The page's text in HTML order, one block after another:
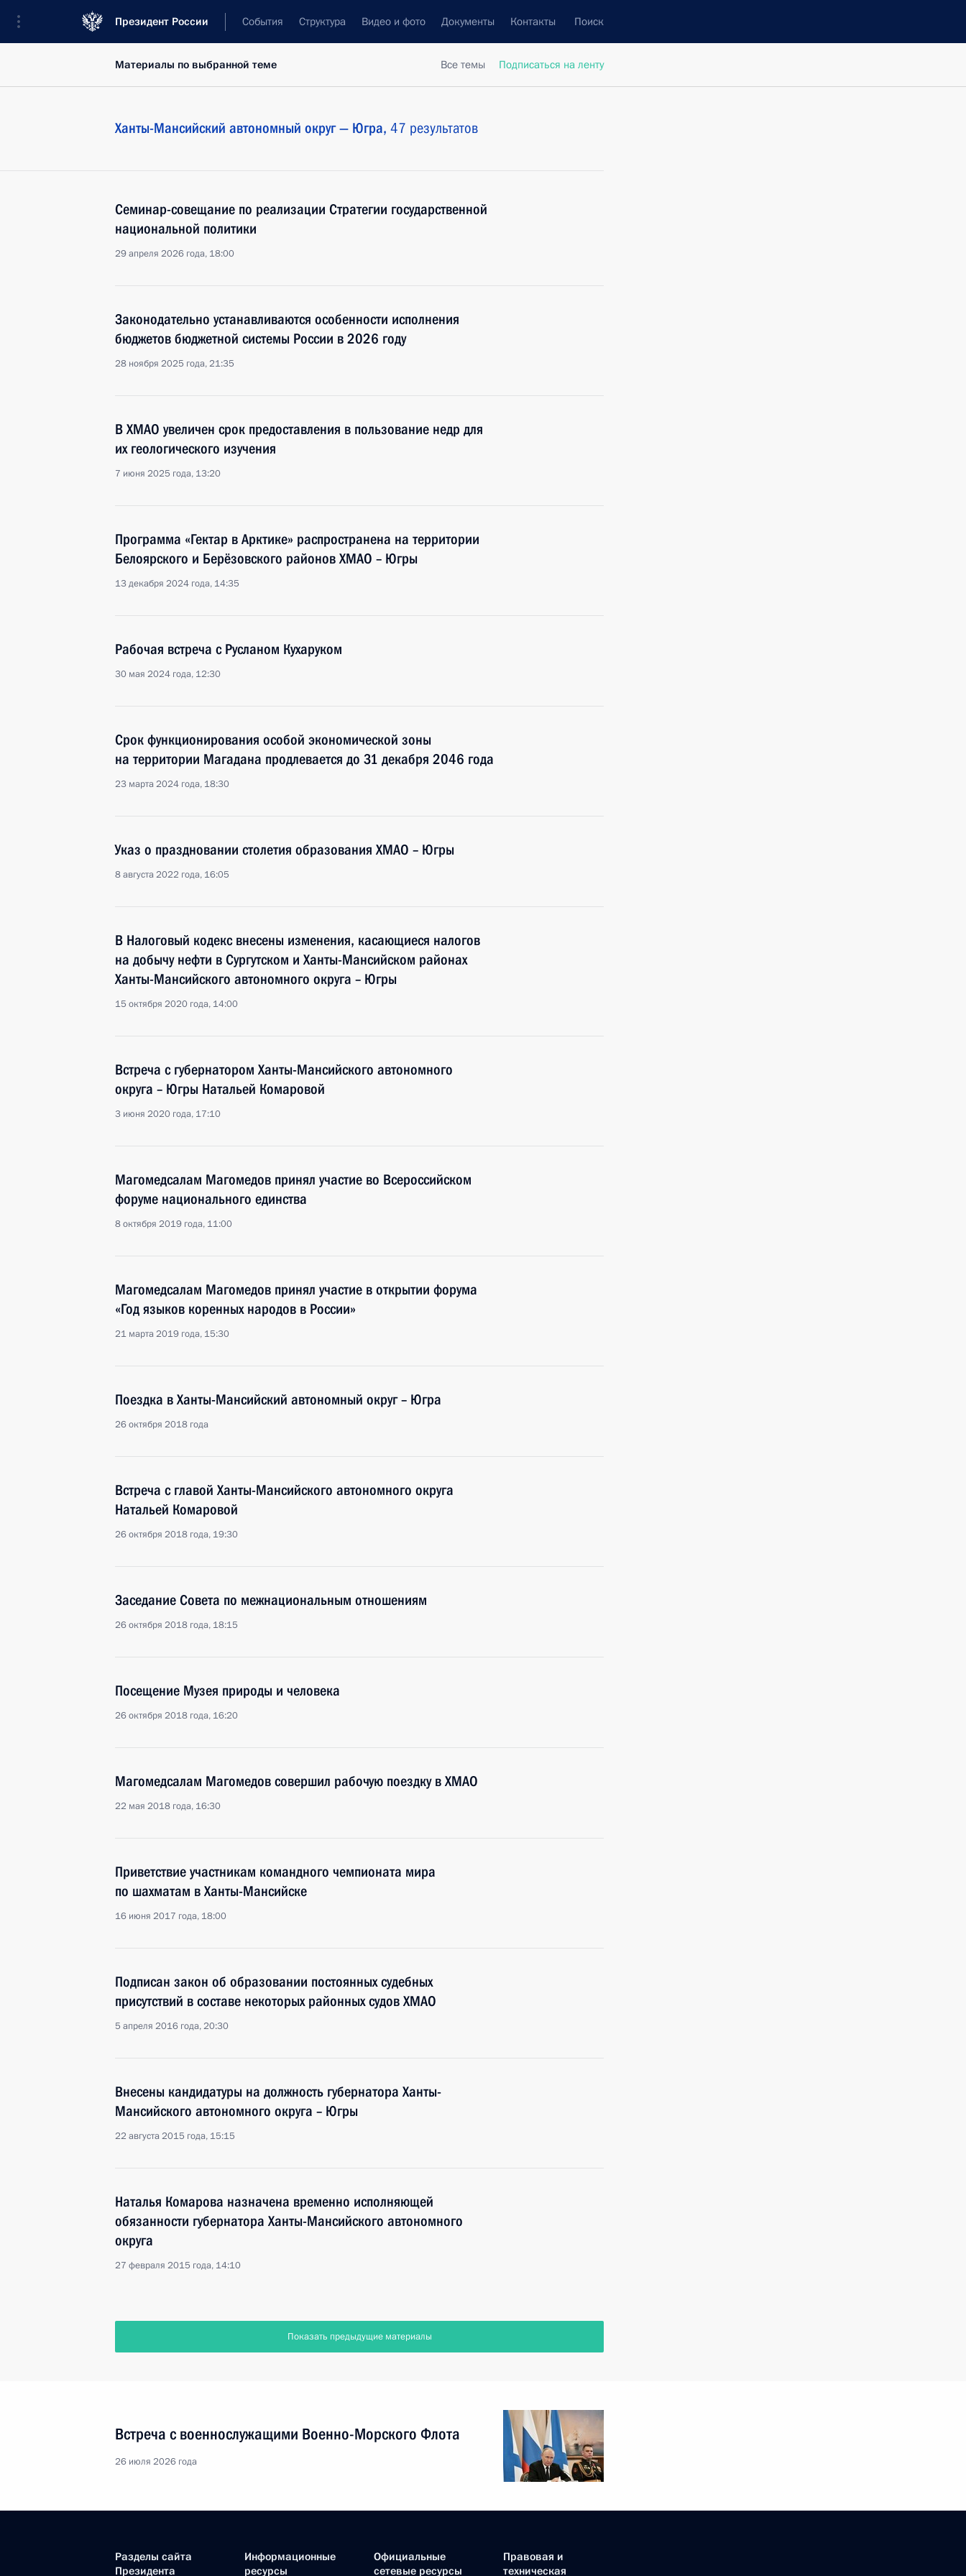
Президент России События Структура Видео и фото Документы Контакты Поиск
Все темы Подписаться на ленту
Материалы по выбранной теме
Ханты-Мансийский автономный округ — Югра, 47 результатов
Cеминар-совещание по реализации Стратегии государственной
национальной политики
29 апреля 2026 года, 18:00
Законодательно устанавливаются особенности исполнения
бюджетов бюджетной системы России в 2026 году
28 ноября 2025 года, 21:35
В ХМАО увеличен срок предоставления в пользование недр для
их геологического изучения
7 июня 2025 года, 13:20
Программа «Гектар в Арктике» распространена на территории
Белоярского и Берёзовского районов ХМАО – Югры
13 декабря 2024 года, 14:35
Рабочая встреча с Русланом Кухаруком
30 мая 2024 года, 12:30
Срок функционирования особой экономической зоны
на территории Магадана продлевается до 31 декабря 2046 года
23 марта 2024 года, 18:30
Указ о праздновании столетия образования ХМАО – Югры
8 августа 2022 года, 16:05
В Налоговый кодекс внесены изменения, касающиеся налогов
на добычу нефти в Сургутском и Ханты-Мансийском районах
Ханты-Мансийского автономного округа – Югры
15 октября 2020 года, 14:00
Встреча с губернатором Ханты-Мансийского автономного
округа – Югры Натальей Комаровой
3 июня 2020 года, 17:10
Магомедсалам Магомедов принял участие во Всероссийском
форуме национального единства
8 октября 2019 года, 11:00
Магомедсалам Магомедов принял участие в открытии форума
«Год языков коренных народов в России»
21 марта 2019 года, 15:30
Поездка в Ханты-Мансийский автономный округ – Югра
26 октября 2018 года
Встреча с главой Ханты-Мансийского автономного округа
Натальей Комаровой
26 октября 2018 года, 19:30
Заседание Совета по межнациональным отношениям
26 октября 2018 года, 18:15
Посещение Музея природы и человека
26 октября 2018 года, 16:20
Магомедсалам Магомедов совершил рабочую поездку в ХМАО
22 мая 2018 года, 16:30
Приветствие участникам командного чемпионата мира
по шахматам в Ханты-Мансийске
16 июня 2017 года, 18:00
Подписан закон об образовании постоянных судебных
присутствий в составе некоторых районных судов ХМАО
5 апреля 2016 года, 20:30
Внесены кандидатуры на должность губернатора Ханты-
Мансийского автономного округа – Югры
22 августа 2015 года, 15:15
Наталья Комарова назначена временно исполняющей
обязанности губернатора Ханты-Мансийского автономного
округа
27 февраля 2015 года, 14:10
Показать предыдущие материалы
Встреча с военнослужащими Военно-Морского Флота
26 июля 2026 года
Разделы сайта
Президента
Информационные
ресурсы
Официальные
сетевые ресурсы
Правовая и
техническая